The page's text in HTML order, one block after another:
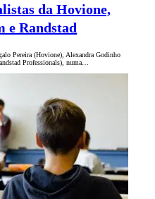
da Hovione,
e Randstad
Pereira (Hovione), Alexandra Godinho
Professionals), numa…